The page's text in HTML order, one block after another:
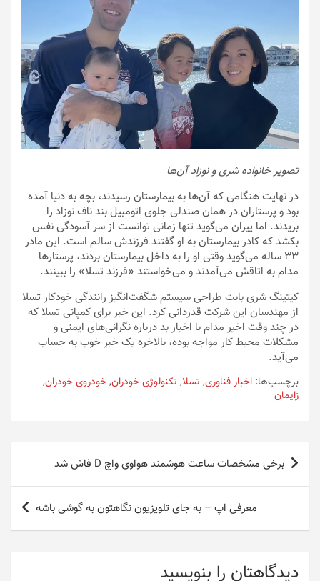
تصویر خانواده شری و نوزاد آن‌ها
در نهایت هنگامی که آن‌ها به بیمارستان رسیدند، بچه به دنیا آمده
بود و پرستاران در همان صندلی جلوی اتومبیل بند ناف نوزاد را
بریدند. اما ییران می‌گوید تنها زمانی توانست از سر آسودگی نفس
بکشد که کادر بیمارستان به او گفتند فرزندش سالم است. این مادر
۳۳ ساله می‌گوید وقتی او را به داخل بیمارستان بردند، پرستارها
مدام به اتاقش می‌آمدند و می‌خواستند «فرزند تسلا» را ببینند.
کیتینگ شری بابت طراحی سیستم شگفت‌انگیز رانندگی خودکار تسلا
از مهندسان این شرکت قدردانی کرد. این خبر برای کمپانی تسلا که
در چند وقت اخیر مدام با اخبار بد درباره نگرانی‌های ایمنی و
مشکلات محیط کار مواجه بوده، بالاخره یک خبر خوب به حساب
می‌آید.
برچسب‌ها: اخبار فناوری, تسلا, تکنولوژی خودران,خودروی خودران,
زایمان
راهبری
نوشته
برخی مشخصات ساعت هوشمند هواوی واچ D فاش شد
معرفی اپ – به جای تلویزیون نگاهتون به گوشی باشه
دیدگاهتان را بنویسید